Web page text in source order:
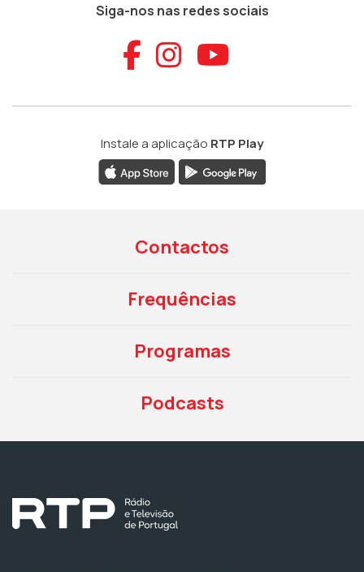
Siga-nos nas redes sociais
Aceder ao
Aceder ao
Aceder
Instale a aplicação RTP Play
Contactos
Frequências
Programas
Podcasts